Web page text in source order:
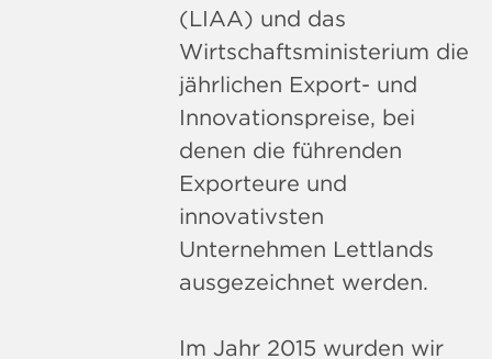
(LIAA) und das
Wirtschaftsministerium die
jährlichen Export- und
Innovationspreise, bei
denen die führenden
Exporteure und
innovativsten
Unternehmen Lettlands
ausgezeichnet werden.
Im Jahr 2015 wurden wir